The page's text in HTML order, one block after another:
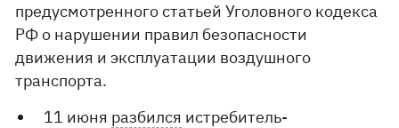
предусмотренного статьей Уголовного кодекса
РФ о нарушении правил безопасности
движения и эксплуатации воздушного
транспорта.
11 июня разбился истребитель-